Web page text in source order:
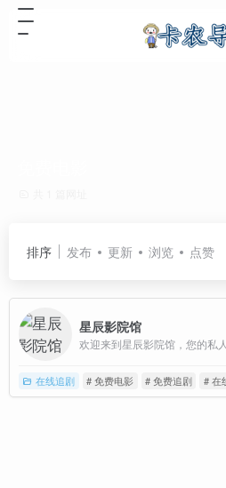
排序 发布 更新 浏览 点赞
星辰影院馆
在线追剧 # 免费电影 # 免费追剧 # 在